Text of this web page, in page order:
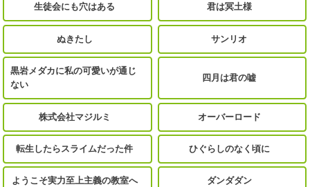
生徒会にも穴はある 君は冥土様
ぬきたし サンリオ
黒岩メダカに私の可愛いが通じ
ない
四月は君の嘘
株式会社マジルミ オーバーロード
転生したらスライムだった件 ひぐらしのなく頃に
ようこそ実力至上主義の教室へ ダンダダン